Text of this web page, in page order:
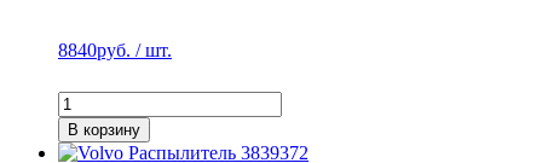
8840руб. / шт.
В корзину